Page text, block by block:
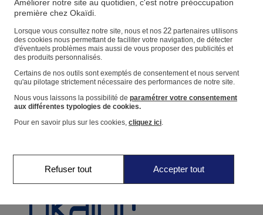
Magasin
Vos informations personnelles
Suivre une commande
Panier
Favoris
Naissance0-12 mois
Améliorer notre site au quotidien, c'est notre préoccupation
première chez Okaïdi.
Lorsque vous consultez notre site, nous et nos 22partenaires utilisons
des cookies nous permettant de faciliter votre navigation, de détecter
d'éventuels problèmes mais aussi de vous proposer des publicités et
des produits personnalisés.
Certains de nos outils sont exemptés de consentement et nous servent
qu'au pilotage strictement nécessaire des performances de notre site.
Nous vous laissons la possibilité de paramétrer votre consentement
aux différentes typologies de cookies.
Pour en savoir plus sur les cookies, cliquez ici.
Refuser tout Accepter tout